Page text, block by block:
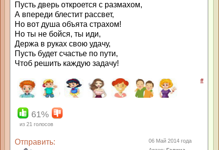
Пусть дверь откроется с размахом,
А впереди блестит рассвет,
Но вот душа объята страхом!
Но ты не бойся, ты иди,
Держа в руках свою удачу,
Пусть будет счастье по пути,
Чтоб решить каждую задачу!
#
61%
из 21 голосов
Отправить:
06 Май 2014 года